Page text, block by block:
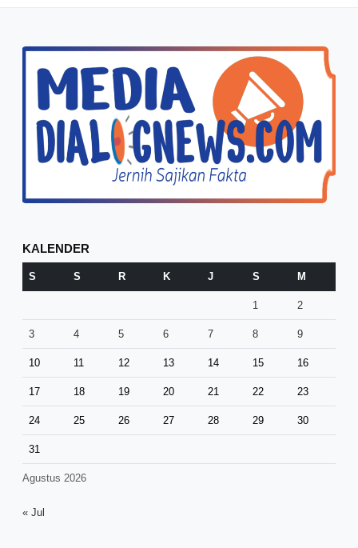
KALENDER
Agustus 2026
S S R K J S M
1 2
3 4 5 6 7 8 9
10 11 12 13 14 15 16
17 18 19 20 21 22 23
24 25 26 27 28 29 30
31
« Jul